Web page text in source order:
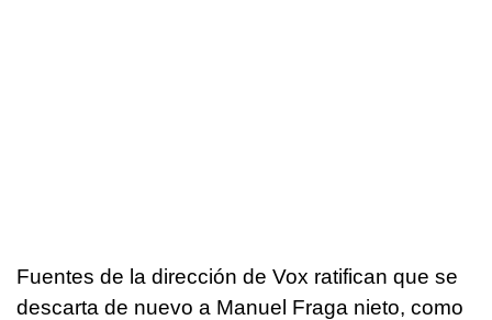
Fuentes de la dirección de Vox ratifican que se
descarta de nuevo a Manuel Fraga nieto, como